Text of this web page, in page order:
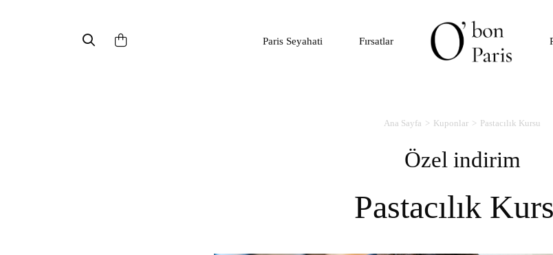
Paris Seyahati Fırsatlar
Ana Sayfa Kuponlar Pastacılık Kursu
Özel indirim
Pastacılık